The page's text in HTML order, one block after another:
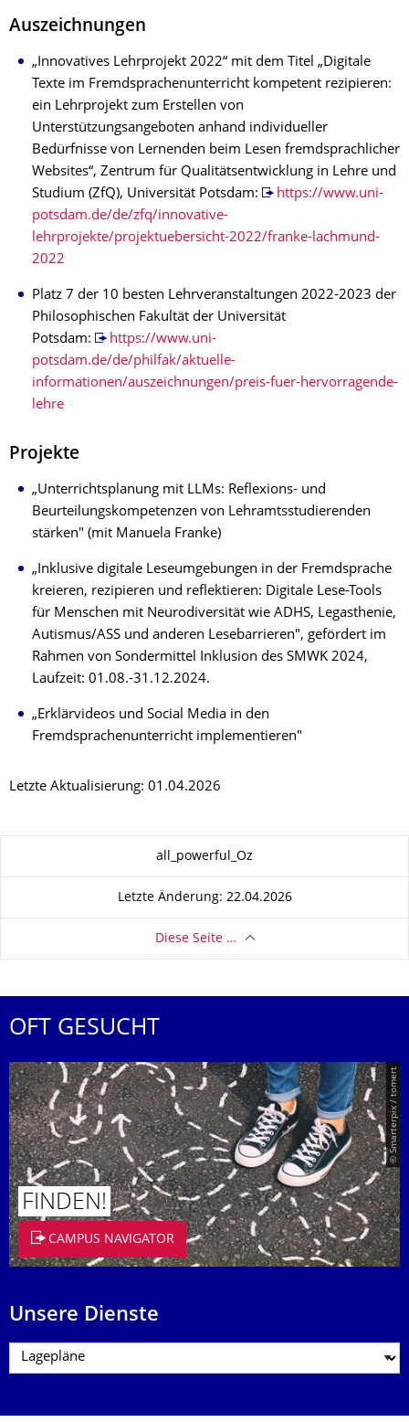
Auszeichnungen
„Innovatives Lehrprojekt 2022“ mit dem Titel „Digitale
Texte im Fremdsprachenunterricht kompetent rezipieren:
ein Lehrprojekt zum Erstellen von
Unterstützungsangeboten anhand individueller
Bedürfnisse von Lernenden beim Lesen fremdsprachlicher
Websites“, Zentrum für Qualitätsentwicklung in Lehre und
Studium (ZfQ), Universität Potsdam:
https://www.uni-
potsdam.de/de/zfq/innovative-
lehrprojekte/projektuebersicht-2022/franke-lachmund-
2022
Platz 7 der 10 besten Lehrveranstaltungen 2022-2023 der
Philosophischen Fakultät der Universität
Potsdam:
https://www.uni-
potsdam.de/de/philfak/aktuelle-
informationen/auszeichnungen/preis-fuer-hervorragende-
lehre
Projekte
„Unterrichtsplanung mit LLMs: Reflexions- und
Beurteilungskompetenzen von Lehramtsstudierenden
stärken" (mit Manuela Franke)
„Inklusive digitale Leseumgebungen in der Fremdsprache
kreieren, rezipieren und reflektieren: Digitale Lese-Tools
für Menschen mit Neurodiversität wie ADHS, Legasthenie,
Autismus/ASS und anderen Lesebarrieren", gefördert im
Rahmen von Sondermittel Inklusion des SMWK 2024,
Laufzeit: 01.08.-31.12.2024.
„Erklärvideos und Social Media in den
Fremdsprachenunterricht implementieren"
Letzte Aktualisierung: 01.04.2026
all_powerful_Oz
Letzte Änderung: 22.04.2026
Diese Seite …
OFT GESUCHT
© Smarterpix / tomert
FINDEN!
CAMPUS NAVIGATOR
Unsere Dienste